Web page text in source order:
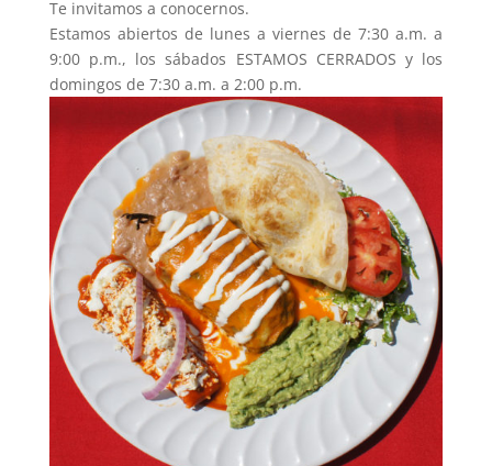
Te invitamos a conocernos.
Estamos abiertos de lunes a viernes de 7:30 a.m. a
9:00 p.m., los sábados ESTAMOS CERRADOS y los
domingos de 7:30 a.m. a 2:00 p.m.